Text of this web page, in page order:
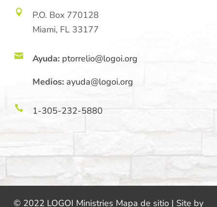

P.O. Box 770128
Miami, FL 33177
 Ayuda: ptorrelio@logoi.org
Medios: ayuda@logoi.org
 1-305-232-5880
© 2022 LOGOI Ministries Mapa de sitio | Site by